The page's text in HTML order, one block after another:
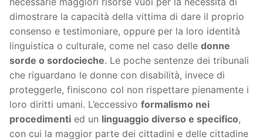
dimostrare la capacità della vittima di dare il proprio
consenso e testimoniare, oppure per la loro identità
linguistica o culturale, come nel caso delle donne
sorde o sordocieche. Le poche sentenze dei tribunali
che riguardano le donne con disabilità, invece di
proteggerle, finiscono col non rispettare pienamente i
loro diritti umani. L’eccessivo formalismo nei
procedimenti ed un linguaggio diverso e specifico,
con cui la maggior parte dei cittadini e delle cittadine